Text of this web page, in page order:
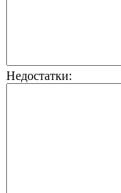
Недостатки: